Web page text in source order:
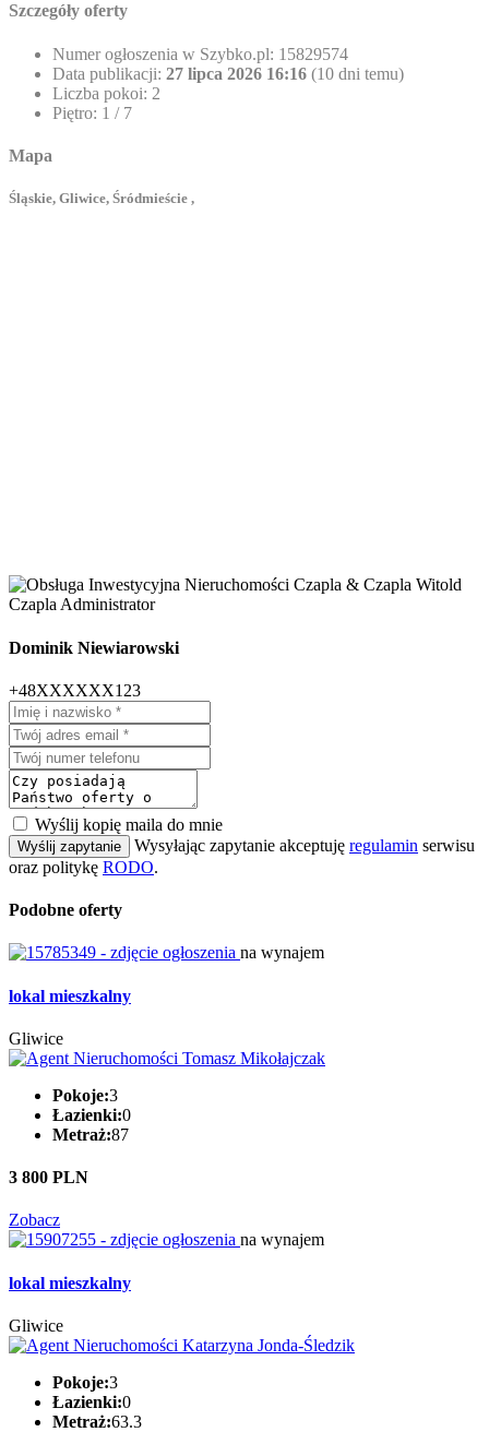
Szczegóły oferty
Numer ogłoszenia w Szybko.pl: 15829574
Data publikacji: 27 lipca 2026 16:16 (10 dni temu)
Liczba pokoi: 2
Piętro: 1 / 7
Mapa
Śląskie, Gliwice, Śródmieście ,
Dominik Niewiarowski
+48XXXXXX123
Wyślij kopię maila do mnie
Wyślij zapytanie Wysyłając zapytanie akceptuję regulamin serwisu
oraz politykę RODO.
Podobne oferty
na wynajem
lokal mieszkalny
Gliwice
Pokoje:3
Łazienki:0
Metraż:87
3 800 PLN
Zobacz
na wynajem
lokal mieszkalny
Gliwice
Pokoje:3
Łazienki:0
Metraż:63.3